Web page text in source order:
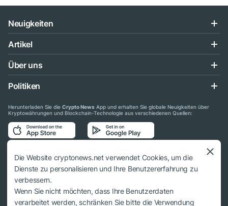
Neuigkeiten
Artikel
Über uns
Politiken
Herunterladen Sie die Crypto News App und erhalten Sie globale Neuigkeiten über
Kryptowährungen und Blockchain-Technologie aus verschiedenen Quellen:
Folgen Sie uns auf den sozialen Medien
Die Website cryptonews.net verwendet Cookies, um die
Dienste zu personalisieren und Ihre Benutzererfahrung zu
verbessern.
Wenn Sie nicht möchten, dass Ihre Benutzerdaten
verarbeitet werden, schränken Sie bitte die Verwendung